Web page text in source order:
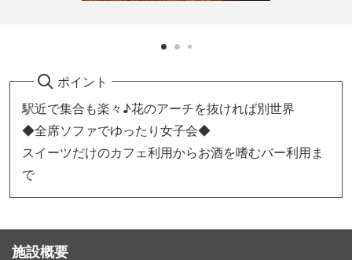
ポイント
駅近で集合も楽々♪花のアーチを抜ければ別世界
◆全席ソファでゆったり女子会◆
スイーツだけのカフェ利用からお酒を嗜むバー利用ま
で
施設概要